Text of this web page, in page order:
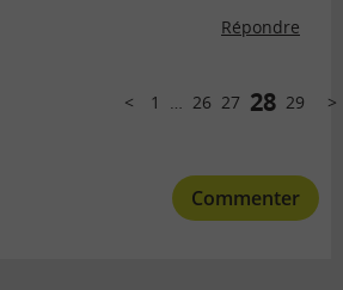
Répondre
Précédent
1 … 26 27 28 29
Commenter